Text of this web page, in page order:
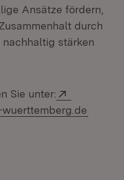
Ansätze fördern,
durch
stärken
Sie unter: